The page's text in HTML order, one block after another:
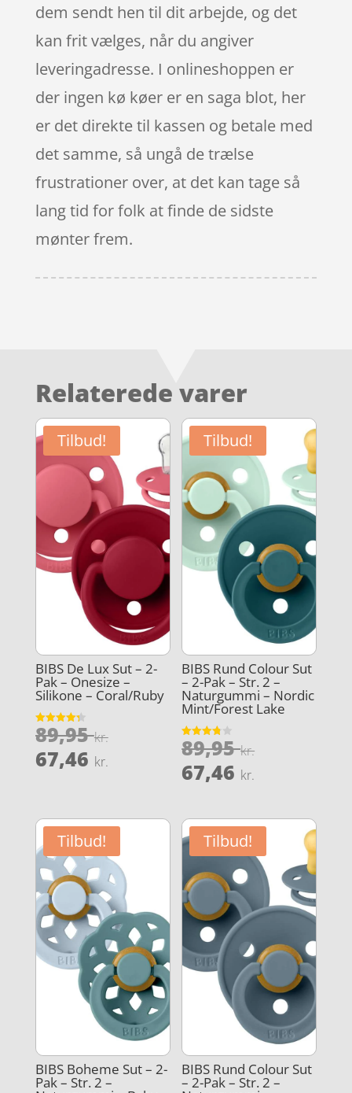
dem sendt hen til dit arbejde, og det
kan frit vælges, når du angiver
leveringadresse. I onlineshoppen er
der ingen kø køer er en saga blot, her
er det direkte til kassen og betale med
det samme, så ungå de trælse
frustrationer over, at det kan tage så
lang tid for folk at finde de sidste
mønter frem.
Relaterede varer
Tilbud!
BIBS De Lux Sut – 2-
Pak – Onesize –
Silikone – Coral/Ruby
Vurderet
4.3
89,95kr.Den
oprindelige
pris
89,95 kr..
67,46 kr.
aktuelle
er:
67,46 kr..
Tilbud!
BIBS Rund Colour Sut
– 2-Pak – Str. 2 –
Naturgummi – Nordic
Mint/Forest Lake
Vurderet
3.8
89,95kr.Den
89,95 kr..
67,46 kr.
pris
er:
67,46 kr..
Tilbud!
BIBS Boheme Sut – 2-
Pak – Str. 2 –
Tilbud!
BIBS Rund Colour Sut
– 2-Pak – Str. 2 –